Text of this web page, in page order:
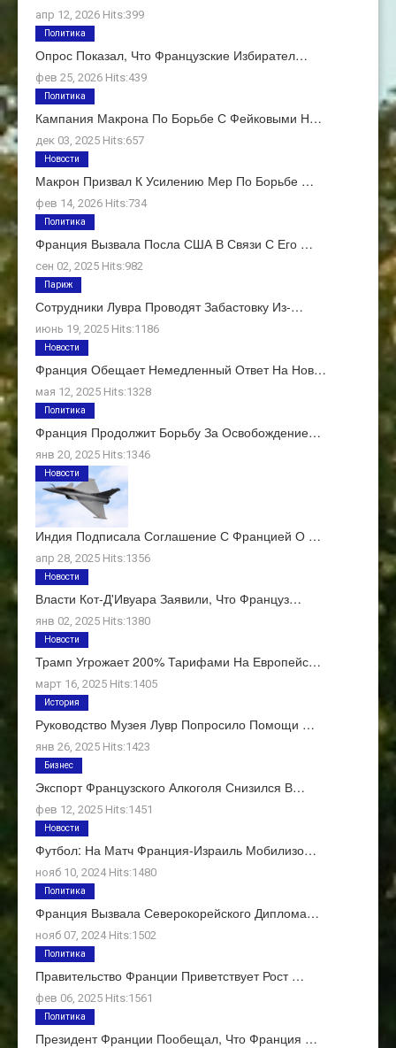
апр 12, 2026 Hits:399
Опрос Показал, Что Французские Избирател…
фев 25, 2026 Hits:439
Политика
Кампания Макрона По Борьбе С Фейковыми Н…
дек 03, 2025 Hits:657
Политика
Макрон Призвал К Усилению Мер По Борьбе …
фев 14, 2026 Hits:734
Новости
Франция Вызвала Посла США В Связи С Его …
сен 02, 2025 Hits:982
Политика
Сотрудники Лувра Проводят Забастовку Из-…
июнь 19, 2025 Hits:1186
Париж
Франция Обещает Немедленный Ответ На Нов…
мая 12, 2025 Hits:1328
Новости
Франция Продолжит Борьбу За Освобождение…
янв 20, 2025 Hits:1346
Политика
Индия Подписала Соглашение С Францией О …
апр 28, 2025 Hits:1356
Новости
Власти Кот-Д'Ивуара Заявили, Что Француз…
янв 02, 2025 Hits:1380
Новости
Трамп Угрожает 200% Тарифами На Европейс…
март 16, 2025 Hits:1405
Новости
Руководство Музея Лувр Попросило Помощи …
янв 26, 2025 Hits:1423
История
Экспорт Французского Алкоголя Снизился В…
фев 12, 2025 Hits:1451
Бизнес
Футбол: На Матч Франция-Израиль Мобилизо…
нояб 10, 2024 Hits:1480
Новости
Франция Вызвала Северокорейского Диплома…
нояб 07, 2024 Hits:1502
Политика
Правительство Франции Приветствует Рост …
фев 06, 2025 Hits:1561
Политика
Президент Франции Пообещал, Что Франция …
Политика